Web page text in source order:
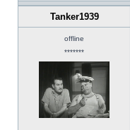
Tanker1939
offline
*******